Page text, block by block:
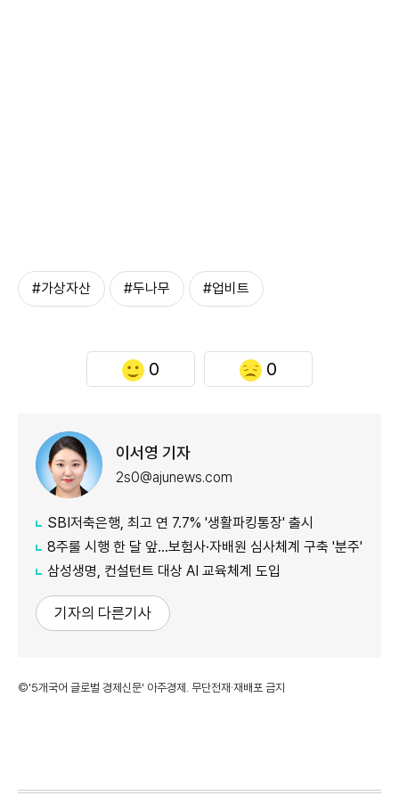
#가상자산 #두나무 #업비트
0 0
이서영 기자
2s0@ajunews.com
SBI저축은행, 최고 연 7.7% '생활파킹통장' 출시
8주룰 시행 한 달 앞…보험사·자배원 심사체계 구축 '분주'
삼성생명, 컨설턴트 대상 AI 교육체계 도입
기자의 다른기사
©'5개국어 글로벌 경제신문' 아주경제. 무단전재·재배포 금지